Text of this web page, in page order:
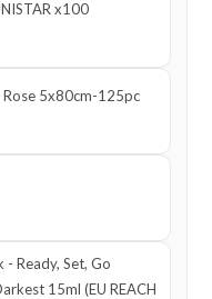
x100
Rose 5x80cm-125pc
- Ready, Set, Go
15ml (EU REACH